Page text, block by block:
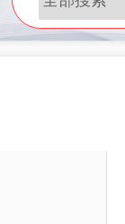
视频等功能。